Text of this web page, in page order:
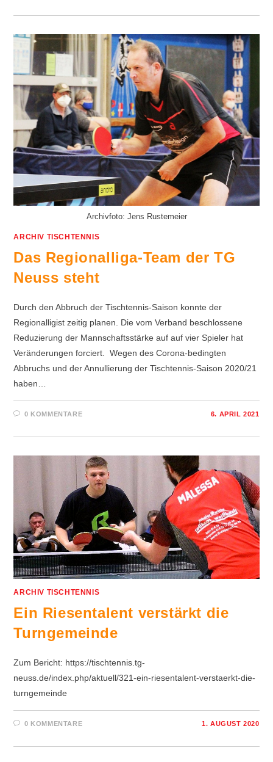
Archivfoto: Jens Rustemeier
ARCHIV TISCHTENNIS
Das Regionalliga-Team der TG
Neuss steht
Durch den Abbruch der Tischtennis-Saison konnte der
Regionalligist zeitig planen. Die vom Verband beschlossene
Reduzierung der Mannschaftsstärke auf auf vier Spieler hat
Veränderungen forciert. Wegen des Corona-bedingten
Abbruchs und der Annullierung der Tischtennis-Saison 2020/21
haben…
0 KOMMENTARE 6. APRIL 2021
ARCHIV TISCHTENNIS
Ein Riesentalent verstärkt die
Turngemeinde
Zum Bericht: https://tischtennis.tg-
neuss.de/index.php/aktuell/321-ein-riesentalent-verstaerkt-die-
turngemeinde
0 KOMMENTARE 1. AUGUST 2020